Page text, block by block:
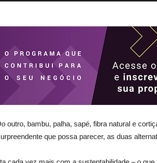
outro, bambu, palha, sapé, fibra natural e
que possa parecer, as duas